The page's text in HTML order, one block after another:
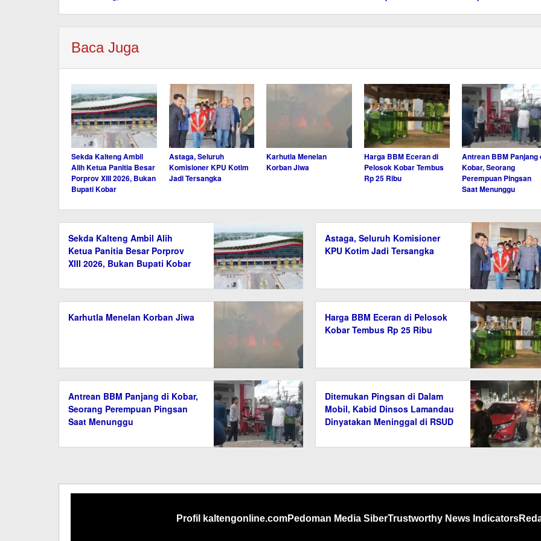
Baca Juga
Sekda Kalteng Ambil
Alih Ketua Panitia Besar
Porprov XIII 2026, Bukan
Bupati Kobar
Astaga, Seluruh
Komisioner KPU Kotim
Jadi Tersangka
Karhutla Menelan
Korban Jiwa
Harga BBM Eceran di
Pelosok Kobar Tembus
Rp 25 Ribu
Antrean BBM Panjang
Kobar, Seorang
Perempuan Pingsan
Saat Menunggu
Sekda Kalteng Ambil Alih
Ketua Panitia Besar Porprov
XIII 2026, Bukan Bupati Kobar
Astaga, Seluruh Komisioner
KPU Kotim Jadi Tersangka
Karhutla Menelan Korban Jiwa
Harga BBM Eceran di Pelosok
Kobar Tembus Rp 25 Ribu
Antrean BBM Panjang di Kobar,
Seorang Perempuan Pingsan
Saat Menunggu
Ditemukan Pingsan di Dalam
Mobil, Kabid Dinsos Lamandau
Dinyatakan Meninggal di RSUD
Profil kaltengonline.comPedoman Media SiberTrustworthy News Indicators